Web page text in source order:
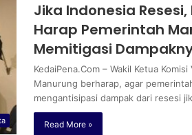
Jika Indonesia
Harap Pemerintah
Memitigasi
KedaiPena.Com – Wakil Ketua Komisi
Manurung berharap, agar
mengantisipasi dampak dari resesi
Read More »